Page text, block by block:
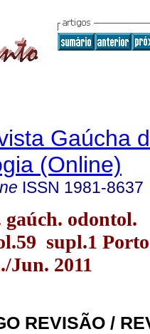
Gaúcha
(Online)
ISSN 1981-8637
gaúch. odontol.
supl.1 Porto
Jun. 2011
REVISÃO /